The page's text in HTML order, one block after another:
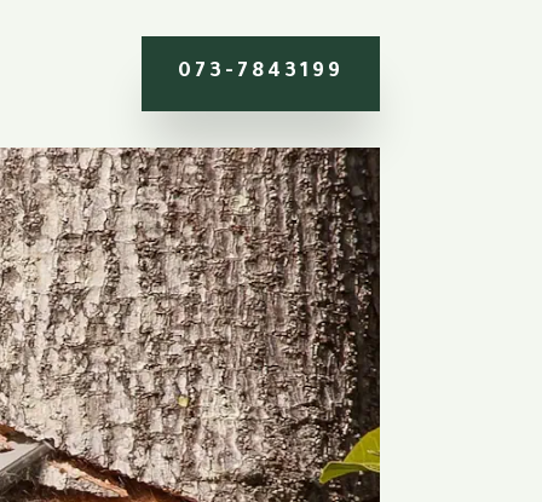
073-7843199